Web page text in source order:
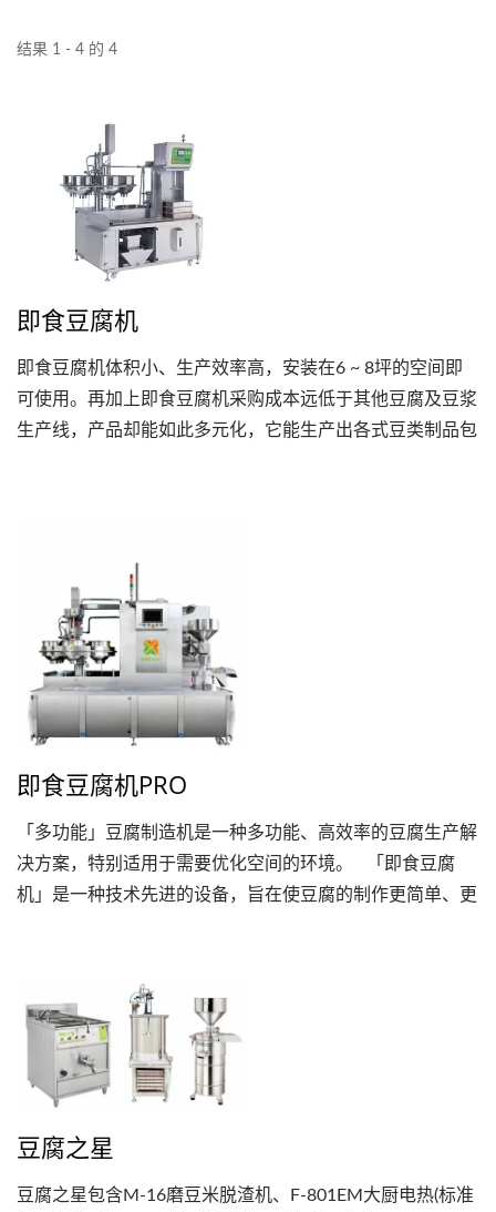
结果 1 - 4 的 4
即食豆腐机
即食豆腐机体积小、生产效率高，安装在6 ~ 8坪的空间即
可使用。再加上即食豆腐机采购成本远低于其他豆腐及豆浆
生产线，产品却能如此多元化，它能生产出各式豆类制品包
即食豆腐机PRO
「多功能」豆腐制造机是一种多功能、高效率的豆腐生产解
决方案，特别适用于需要优化空间的环境。 「即食豆腐
机」是一种技术先进的设备，旨在使豆腐的制作更简单、更
机器是专为需要稳定可靠、高品质产品的使用者所设计，因
此非常适合连锁店、食品制造商，或是对豆腐制作过程有高
要求的厨师。 总之，「专业豆腐机」是专为专业用途而设
计的顶级工具，可确保豆腐制作的效率、精确度及高产量。
豆腐之星
豆腐之星包含M-16磨豆米脱渣机、F-801EM大厨电热(标准